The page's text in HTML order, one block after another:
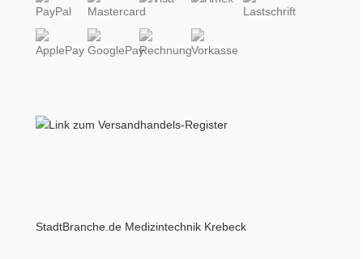
StadtBranche.de Medizintechnik Krebeck